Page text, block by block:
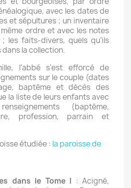
avec les dates de
et sépultures ; un inventaire
ordre et avec les notes
les faits-divers, quels qu'ils
la collection.
l'abbé s'est efforcé de
sur le couple (dates
baptême et décès des
la liste de leurs enfants avec
(baptême,
profession, parrain et
étudiée : la paroisse de
dans le Tome I : Acigné,